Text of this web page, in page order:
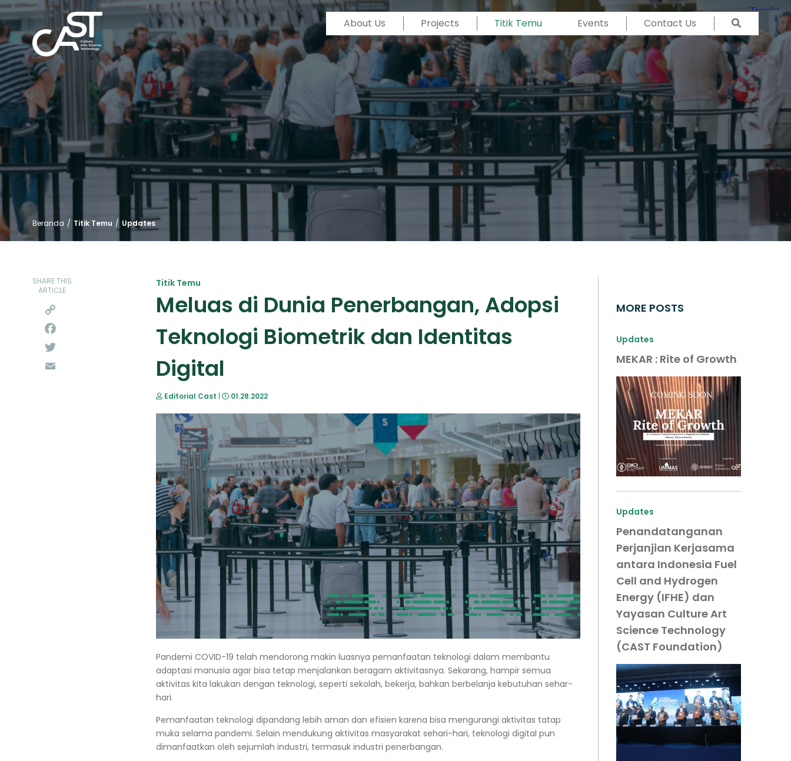
About Us Projects Titik Temu Events Contact Us
Beranda / Titik Temu / Updates
SHARE THIS
ARTICLE
Titik Temu
Meluas di Dunia Penerbangan, Adopsi
Teknologi Biometrik dan Identitas
Digital
Editorial Cast | 01.28.2022
Pandemi COVID-19 telah mendorong makin luasnya pemanfaatan teknologi dalam membantu
adaptasi manusia agar bisa tetap menjalankan beragam aktivitasnya. Sekarang, hampir semua
aktivitas kita lakukan dengan teknologi, seperti sekolah, bekerja, bahkan berbelanja kebutuhan sehar-
hari.
Pemanfaatan teknologi dipandang lebih aman dan efisien karena bisa mengurangi aktivitas tatap
muka selama pandemi. Selain mendukung aktivitas masyarakat sehari-hari, teknologi digital pun
dimanfaatkan oleh sejumlah industri, termasuk industri penerbangan.
MORE POSTS
Updates
MEKAR : Rite of Growth
Updates
Penandatanganan
Perjanjian Kerjasama
antara Indonesia Fuel
Cell and Hydrogen
Energy (IFHE) dan
Yayasan Culture Art
Science Technology
(CAST Foundation)